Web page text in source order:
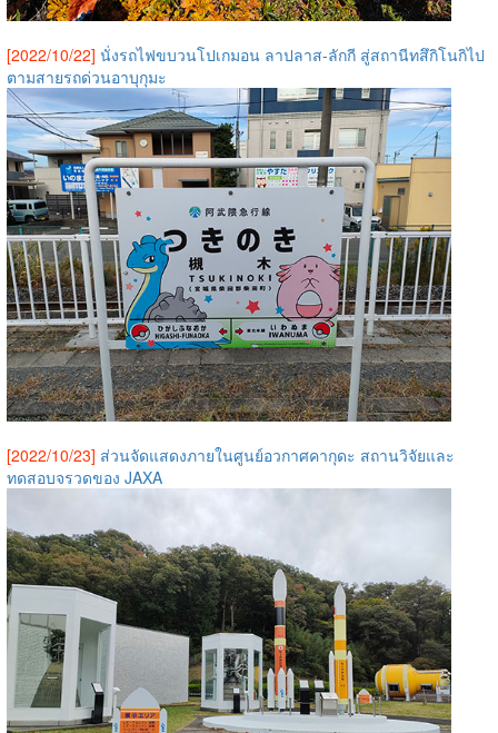
[2022/10/22] นั่งรถไฟขบวนโปเกมอน ลาปลาส-ลักกี สู่สถานีทสึกิโนกิไป
ตามสายรถด่วนอาบุกุมะ
[2022/10/23] ส่วนจัดแสดงภายในศูนย์อวกาศคากุดะ สถานวิจัยและ
ทดสอบจรวดของ JAXA